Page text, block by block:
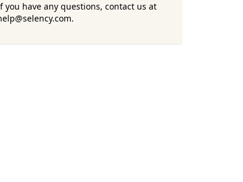
you have any questions, contact us at